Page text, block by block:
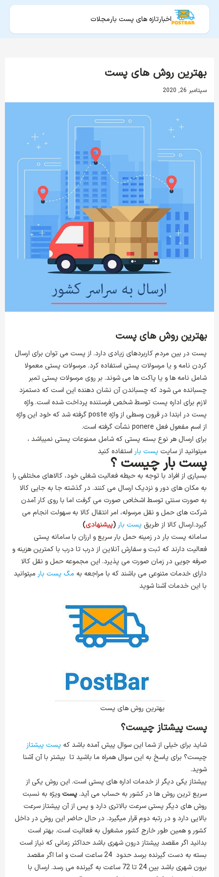
اخبارتازه های پست بارمجلات
بهترین روش های پست
سپتامبر 26, 2020
بهترین روش های پست
پست در بین مردم کاربردهای زیادی دارد. از پست می توان برای ارسال
کردن نامه و یا مرسولات پستی استفاده کرد. مرسولات پستی معمولا
شامل نامه ها و یا پاکت ها می شوند. بر روی مرسولات پستی تمبر
چسبانده می شود که چسباندن آن نشان دهنده این است که دستمزد
لازم برای اداره پست توسط شخص فرستنده پرداخت شده است. واژه
پست در ابتدا در قرون وسطی از واژه poste گرفته شد که خود این واژه
از اسم مفعول فعل ponere نشأت گرفته است.
برای ارسال هر نوع بسته پستی که شامل ممنوعات پستی نمیباشد ،
میتوانید از سایت پست بار استفاده کنید
پست بار چیست ؟
بسیاری از افراد با توجه به حیطه فعالیت شغلی خود، کالاهای مختلفی را
به مکان های دور و نزدیک ارسال می کنند. در گذشته جا به جایی کالا
به صورت سنتی توسط اشخاص صورت می گرفت اما با روی کار آمدن
شرکت های حمل و نقل مرسوله، امر انتقال کالا به سهولت انجام می
گیرد.ارسال کالا از طریق پست بار (پیشنهادی)
سامانه پست بار در زمینه حمل بار سریع و ارزان با سامانه پستی
فعالیت دارند که ثبت و سفارش آنلاین از درب تا درب با کمترین هزینه و
صرفه جویی در زمان صورت می پذیرد. این مجموعه حمل و نقل کالا
دارای خدمات متنوعی می باشند که با مراجعه به مگ پست بار میتوانید
با این خدمات آشنا شوید
بهترین روش های پست
پست پیشتاز چیست؟
شاید برای خیلی از شما این سوال پیش آمده باشد که پست پیشتاز
چیست؟ برای پاسخ به این سوال همراه ما باشید تا بیشتر با آن آشنا
شوید.
پیشتاز یکی دیگر از خدمات اداره های پستی است. این روش یکی از
سریع ترین روش ها در کشور به حساب می آید. پست ویژه به نسبت
روش های دیگر پستی سرعت بالاتری دارد و پس از آن پیشتاز سرعت
بالایی دارد و در رتبه دوم قرار میگیرد. در حال حاضر این روش در داخل
کشور و همین طور خارج کشور مشغول به فعالیت است. بهتر است
بدانید اگر مقصد پیشتاز درون شهری باشد حداکثر زمانی که نیاز است
بسته به دست گیرنده برسد حدود 24 ساعت است و اما اگر مقصد
برون شهری باشد بین 24 تا 72 ساعت به گیرنده می رسد. ارسال با